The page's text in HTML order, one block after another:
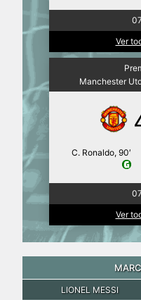
Ver
Manchester
C. Ronaldo, 90′
Ver
LIONEL MESSI